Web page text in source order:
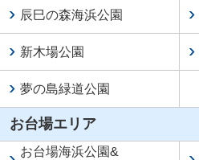
辰巳の森海浜公園
新木場公園
夢の島緑道公園
お台場エリア
お台場海浜公園&